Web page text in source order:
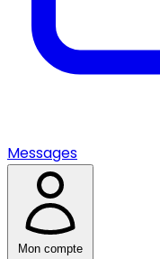
Messages
Mon compte